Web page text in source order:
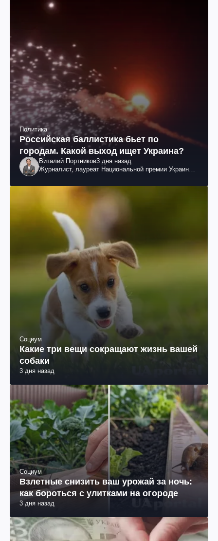
Политика
Российская баллистика бьет по
городам. Какой выход ищет Украина?
Виталий Портников3 дня назад
Журналист, лауреат Национальной премии Украины
Социум
Какие три вещи сокращают жизнь вашей
собаки
3 дня назад
Социум
Взлетные снизить ваш урожай за ночь:
как бороться с улитками на огороде
3 дня назад